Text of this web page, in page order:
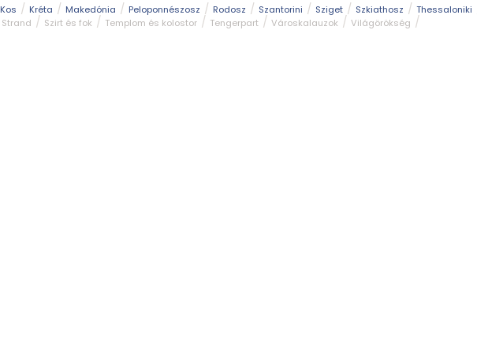
Kos Kréta Makedónia Peloponnészosz Rodosz Szantorini Sziget Szkiathosz Thessaloniki
Strand Szirt és fok Templom és kolostor Tengerpart Városkalauzok Világörökség